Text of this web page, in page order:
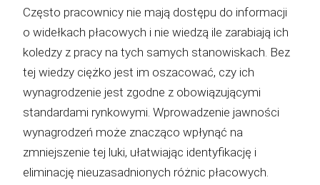
Często pracownicy nie mają dostępu do informacji
o widełkach płacowych i nie wiedzą ile zarabiają ich
koledzy z pracy na tych samych stanowiskach. Bez
tej wiedzy ciężko jest im oszacować, czy ich
wynagrodzenie jest zgodne z obowiązującymi
standardami rynkowymi. Wprowadzenie jawności
wynagrodzeń może znacząco wpłynąć na
zmniejszenie tej luki, ułatwiając identyfikację i
eliminację nieuzasadnionych różnic płacowych.